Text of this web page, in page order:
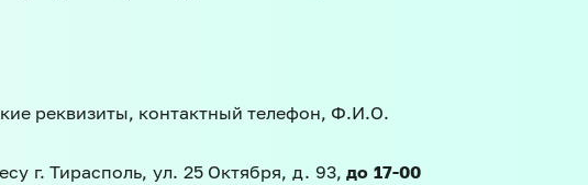
реквизиты, контактный телефон, Ф.И.О.
г. Тирасполь, ул. 25 Октября, д. 93,до 17-00